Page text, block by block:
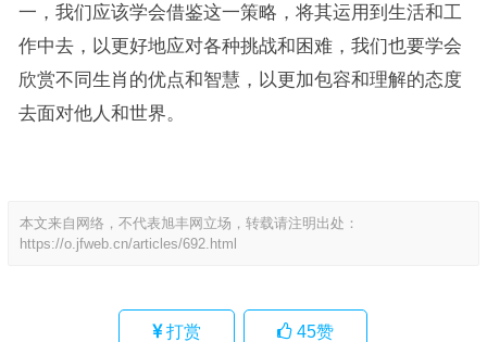
一，我们应该学会借鉴这一策略，将其运用到生活和工
作中去，以更好地应对各种挑战和困难，我们也要学会
欣赏不同生肖的优点和智慧，以更加包容和理解的态度
去面对他人和世界。
本文来自网络，不代表旭丰网立场，转载请注明出处：
https://o.jfweb.cn/articles/692.html
打赏 45赞